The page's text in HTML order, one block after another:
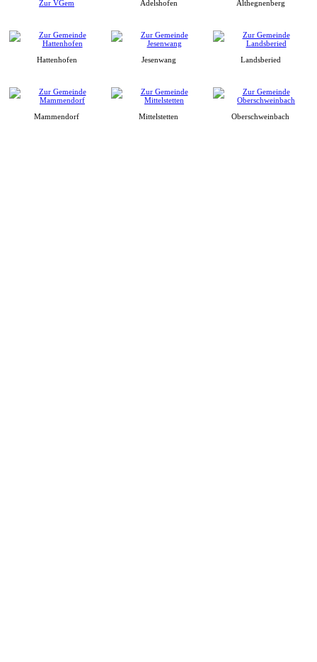
Zur VGem Adelshofen Althegnenberg
Hattenhofen Jesenwang Landsberied
Mammendorf Mittelstetten Oberschweinbach